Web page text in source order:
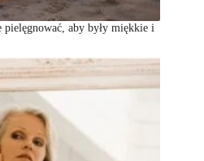
aby były miękkie i